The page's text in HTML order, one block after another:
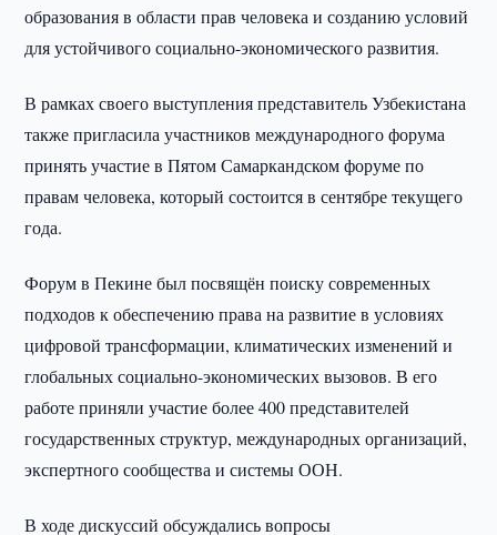
образования в области прав человека и созданию условий
для устойчивого социально-экономического развития.
В рамках своего выступления представитель Узбекистана
также пригласила участников международного форума
принять участие в Пятом Самаркандском форуме по
правам человека, который состоится в сентябре текущего
года.
Форум в Пекине был посвящён поиску современных
подходов к обеспечению права на развитие в условиях
цифровой трансформации, климатических изменений и
глобальных социально-экономических вызовов. В его
работе приняли участие более 400 представителей
государственных структур, международных организаций,
экспертного сообщества и системы ООН.
В ходе дискуссий обсуждались вопросы